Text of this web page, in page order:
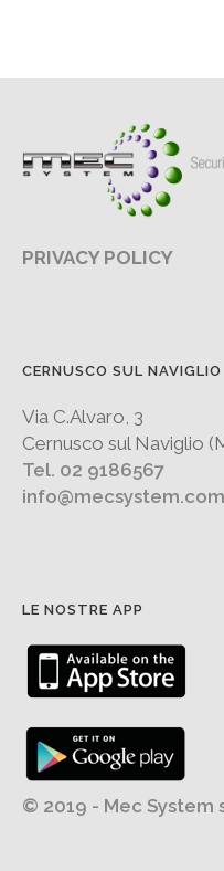
PRIVACY POLICY
CERNUSCO SUL NAVIGLIO
Via C.Alvaro, 3
Cernusco sul Naviglio
Tel. 02 9186567
info@mecsystem.com
LE NOSTRE APP
© 2019 - Mec System